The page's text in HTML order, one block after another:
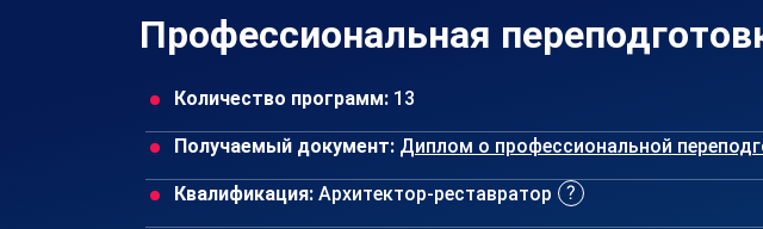
Профессиональная
Количество программ: 13
Получаемый документ: Диплом о профессиональной
Квалификация: Архитектор-реставратор